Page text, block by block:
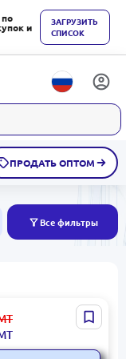
и
ЗАГРУЗИТЬ
СПИСОК
ПРОДАТЬ ОПТОМ
Все фильтры
для Рук
8 Рулонов